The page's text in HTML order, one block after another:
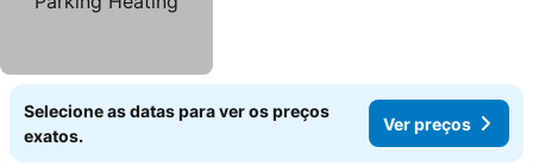
Selecione as datas para ver os preços
exatos.
Ver preços